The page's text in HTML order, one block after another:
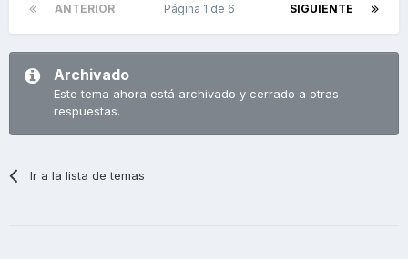
ANTERIOR SIGUIENTE
Página 1 de 6
Archivado
Este tema ahora está archivado y cerrado a otras
respuestas.
Ir a la lista de temas